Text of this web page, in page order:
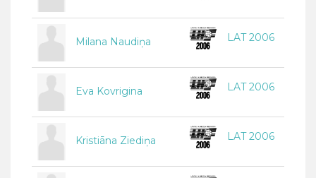
Milana Naudiņa LAT 2006
Eva Kovrigina LAT 2006
Kristiāna Ziediņa LAT 2006